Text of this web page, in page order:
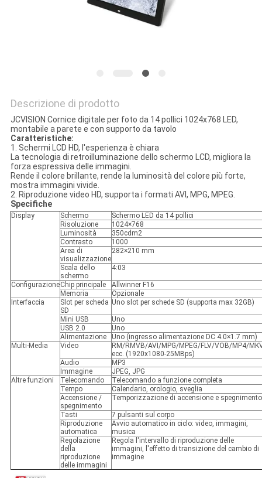
Descrizione di prodotto
JCVISION Cornice digitale per foto da 14 pollici 1024x768 LED,
montabile a parete e con supporto da tavolo
Caratteristiche:
1. Schermi LCD HD, l'esperienza è chiara
La tecnologia di retroilluminazione dello schermo LCD, migliora la
forza espressiva delle immagini.
Rende il colore brillante, rende la luminosità del colore più forte,
mostra immagini vivide.
2. Riproduzione video HD, supporta i formati AVI, MPG, MPEG.
Specifiche
Display Schermo
Schermo LED da 14 pollici
Risoluzione
1024×768
Luminosità
350cdm2
Contrasto
1000
Area di
visualizzazione
282×210 mm
Scala dello
schermo
4:03
ConfigurazioneChip principale
Allwinner F16
Memoria
Opzionale
Interfaccia
Slot per scheda
SD
Uno slot per schede SD (supporta max 32GB)
Mini USB
Uno
USB 2.0
Uno
Alimentazione
Uno (ingresso alimentazione DC 4.0×1.7 mm)
Multi-Media
Video
RM/RMVB/AVI/MPG/MPEG/FLV/VOB/MP4/
ecc. (1920x1080-25MBps)
Audio
MP3
Immagine
JPEG, JPG
Altre funzioni
Telecomando
Telecomando a funzione completa
Tempo
Calendario, orologio, sveglia
Accensione /
spegnimento
Temporizzazione di accensione e spegnimento
Tasti
7 pulsanti sul corpo
Riproduzione
automatica
Avvio automatico in ciclo: video, immagini,
musica
Regolazione
della
riproduzione
delle immagini
Regola l'intervallo di riproduzione delle
immagini, l'effetto di transizione del cambio di
immagine